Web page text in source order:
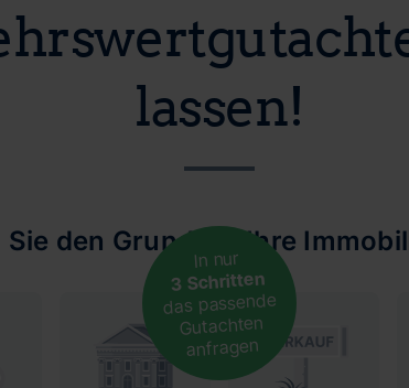
lassen!
Sie den Grund für Ihre
In nur
3 Schritten
das passende
Gutachten
anfragen